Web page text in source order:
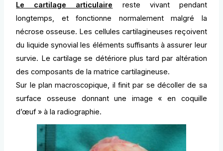
Le cartilage articulaire reste vivant pendant
longtemps, et fonctionne normalement malgré la
nécrose osseuse. Les cellules cartilagineuses reçoivent
du liquide synovial les éléments suffisants à assurer leur
survie. Le cartilage se détériore plus tard par altération
des composants de la matrice cartilagineuse.
Sur le plan macroscopique, il finit par se décoller de sa
surface osseuse donnant une image « en coquille
d’œuf » à la radiographie.